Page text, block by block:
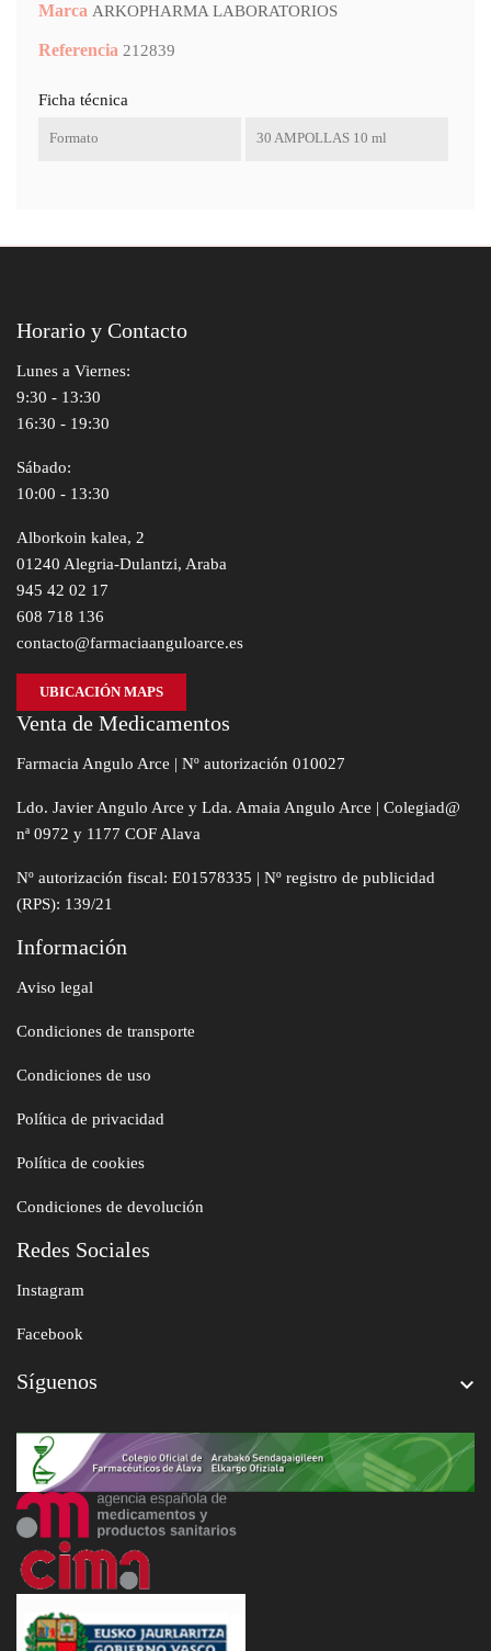
Marca ARKOPHARMA LABORATORIOS
Referencia 212839
Ficha técnica
Formato 30 AMPOLLAS 10 ml
Horario y Contacto
Lunes a Viernes:
9:30 - 13:30
16:30 - 19:30
Sábado:
10:00 - 13:30
Alborkoin kalea, 2
01240 Alegria-Dulantzi, Araba
945 42 02 17
608 718 136
contacto@farmaciaanguloarce.es
UBICACIÓN MAPS
Venta de Medicamentos
Farmacia Angulo Arce | Nº autorización 010027
Ldo. Javier Angulo Arce y Lda. Amaia Angulo Arce | Colegiad@
nª 0972 y 1177 COF Alava
Nº autorización fiscal: E01578335 | Nº registro de publicidad
(RPS): 139/21
Información
Aviso legal
Condiciones de transporte
Condiciones de uso
Política de privacidad
Política de cookies
Condiciones de devolución
Redes Sociales
Instagram
Facebook
Síguenos 